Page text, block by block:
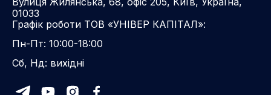
01033
Графік роботи ТОВ «УНІВЕР КАПІТАЛ»:
Пн-Пт: 10:00-18:00
Сб, Нд: вихідні